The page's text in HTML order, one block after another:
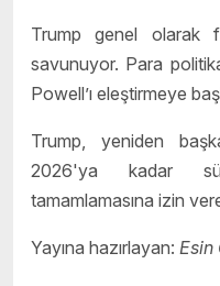
Trump genel olarak
savunuyor. Para
Powell’ı eleştirmeye
Trump, yeniden
2026'ya kadar
tamamlamasına izin
Yayına hazırlayan: Esin